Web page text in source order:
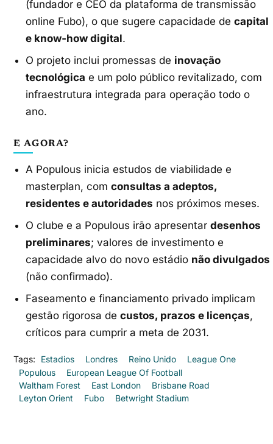
(fundador e CEO da plataforma de transmissão
online Fubo), o que sugere capacidade decapital
e know‑how digital.
O projeto inclui promessas de inovação
tecnológica e um polo público revitalizado, com
infraestrutura integrada para operação todo o
ano.
E AGORA?
A Populous inicia estudos de viabilidade e
masterplan, comconsultas a adeptos,
residentes e autoridades nos próximos meses.
O clube e a Populous irão apresentardesenhos
preliminares; valores de investimento e
capacidade alvo do novo estádio não divulgados
(não confirmado).
Faseamento e financiamento privado implicam
gestão rigorosa decustos, prazos e licenças,
críticos para cumprir a meta de 2031.
Tags: Estadios Londres Reino Unido
League One
Populous
European League Of Football
Waltham Forest
East London
Brisbane Road
Leyton Orient
Fubo Betwright Stadium